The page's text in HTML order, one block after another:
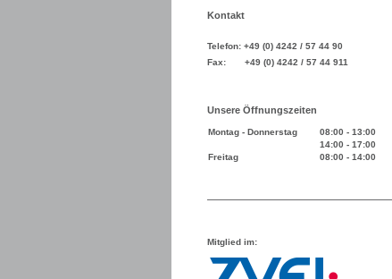
Kontakt
Telefon: +49 (0) 4242 / 57 44 90
Fax: +49 (0) 4242 / 57 44 911
Unsere Öffnungszeiten
Montag - Donnerstag 08:00 - 13:00
14:00 - 17:00
Freitag
08:00 - 14:00
Mitglied im: